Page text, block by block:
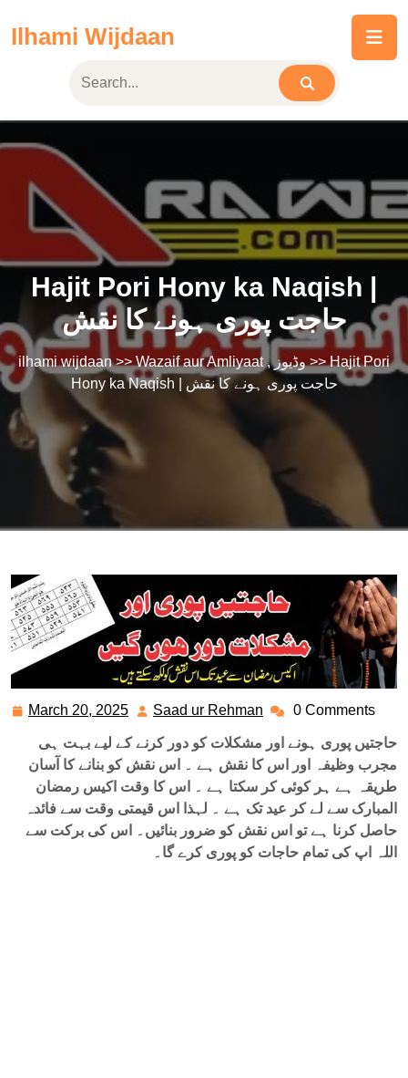
Ilhami Wijdaan
Hajit Pori Hony ka Naqish |
حاجت پوری ہونے کا نقش
ilhami wijdaan>>Wazaif aur Amliyaat, وڈیوز>> Hajit Pori
Hony ka Naqish | حاجت پوری ہونے کا نقش
March 20, 2025 March
20,
2025
Saad ur Rehman Saad
Rehman
0 Comments
حاجتیں پوری ہونے اور مشکلات کو دور کرنے کے لیے بہت ہی
مجرب وظیفہ اور اس کا نقش ہے ۔ اس نقش کو بنانے کا آسان
طریقہ ہے ہر کوئی کر سکتا ہے ۔ اس کا وقت اکیس رمضان
المبارک سے لے کر عید تک ہے ۔ لہذا اس قیمتی وقت سے فائدہ
حاصل کرنا ہے تو اس نقش کو ضرور بنائیں۔ اس کی برکت سے
اللہ اپ کی تمام حاجات کو پوری کرے گا۔